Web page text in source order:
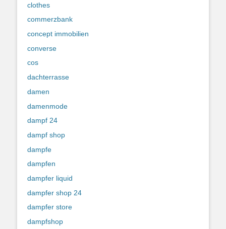
clothes
commerzbank
concept immobilien
converse
cos
dachterrasse
damen
damenmode
dampf 24
dampf shop
dampfe
dampfen
dampfer liquid
dampfer shop 24
dampfer store
dampfshop